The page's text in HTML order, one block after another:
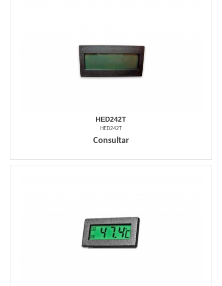
HED242T
HED242T
Consultar